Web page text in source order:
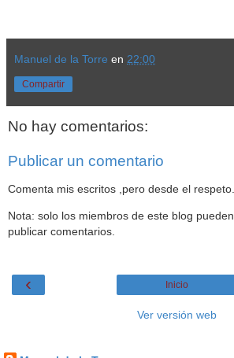
Manuel de la Torre en 22:00
Compartir
No hay comentarios:
Publicar un comentario
Comenta mis escritos ,pero desde el respeto.
Nota: solo los miembros de este blog pueden
publicar comentarios.
‹ Inicio
Ver versión web